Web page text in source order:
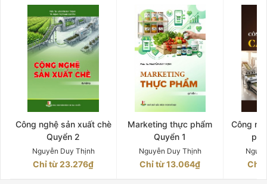
Công nghệ sản xuất chè
Quyển 2
Nguyễn Duy Thịnh
Chỉ từ 23.276₫
Marketing thực phẩm
Quyển 1
Nguyễn Duy Thịnh
Chỉ từ 13.064₫
Công
Chỉ